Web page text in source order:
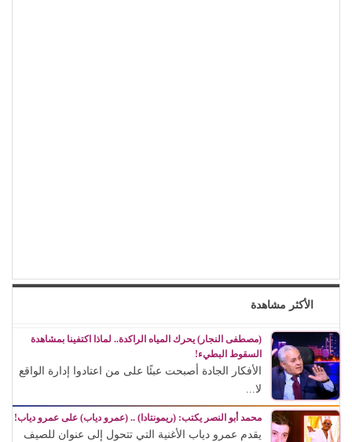
الأكثر مشاهدة
(مصطفى النجار) يحرك المياه الراكدة.. لماذا اكتفينا بمشاهدة
السقوط البطيء!
الأفكار الجادة أصبحت عبئًا على من اعتادوا إدارة الواقع
لا...
محمد أبو النصر يكتب: (ريمونتادا) .. (عمرو دياب) على عمرو دياب!
يقدم عمرو دياب الأغنية التي تتحول إلى عنوان للصيف